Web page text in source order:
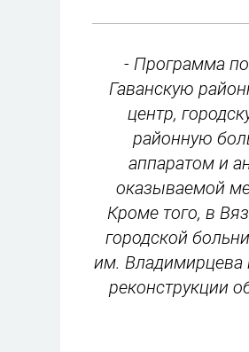
- Программа
Гаванскую
центр,
районную
аппаратом и
оказываемой
Кроме того, в
городской
им. Владимирцева
реконструкции